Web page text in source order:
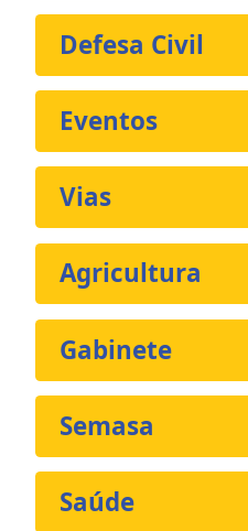
Defesa Civil
Eventos
Vias
Agricultura
Gabinete
Semasa
Saúde